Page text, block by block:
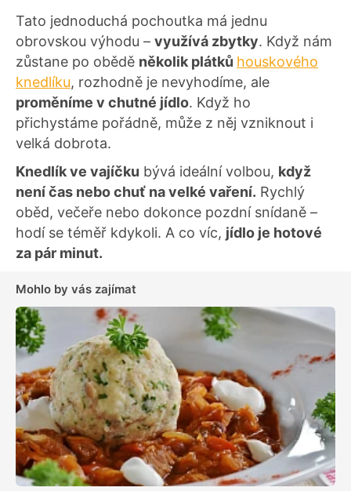
Tato jednoduchá pochoutka má jednu
obrovskou výhodu – využívá zbytky. Když nám
zůstane po obědě několik plátků houskového
knedlíku, rozhodně je nevyhodíme, ale
proměníme v chutné jídlo. Když ho
přichystáme pořádně, může z něj vzniknout i
velká dobrota.
Knedlík ve vajíčku bývá ideální volbou, když
není čas nebo chuť na velké vaření. Rychlý
oběd, večeře nebo dokonce pozdní snídaně –
hodí se téměř kdykoli. A co víc, jídlo je hotové
za pár minut.
Mohlo by vás zajímat